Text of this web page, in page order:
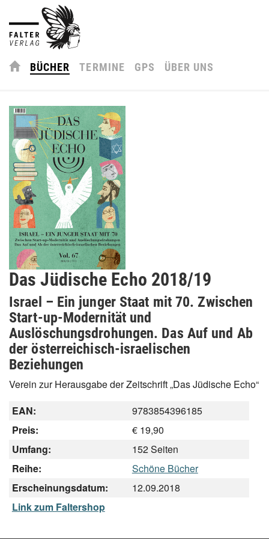
BÜCHER TERMINE GPS ÜBER UNS
Das Jüdische Echo 2018/19
Israel – Ein junger Staat mit 70. Zwischen
Start-up-Modernität und
Auslöschungsdrohungen. Das Auf und Ab
der österreichisch-israelischen
Beziehungen
Verein zur Herausgabe der Zeitschrift „Das Jüdische Echo“
EAN:
9783854396185
Preis:
€ 19,90
Umfang:
152 Seiten
Reihe:
Schöne Bücher
Erscheinungsdatum:
12.09.2018
Link zum Faltershop